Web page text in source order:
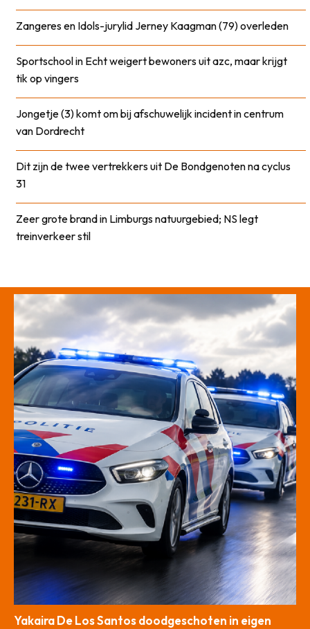
Zangeres en Idols-jurylid Jerney Kaagman (79) overleden
Sportschool in Echt weigert bewoners uit azc, maar krijgt
tik op vingers
Jongetje (3) komt om bij afschuwelijk incident in centrum
van Dordrecht
Dit zijn de twee vertrekkers uit De Bondgenoten na cyclus
31
Zeer grote brand in Limburgs natuurgebied; NS legt
treinverkeer stil
Yakaira De Los Santos doodgeschoten in eigen